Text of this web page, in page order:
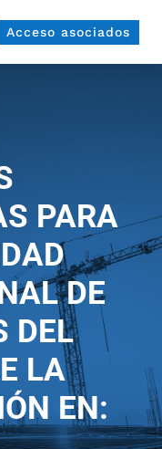
Acceso asociados
PARA
DE
DEL
LA
EN: